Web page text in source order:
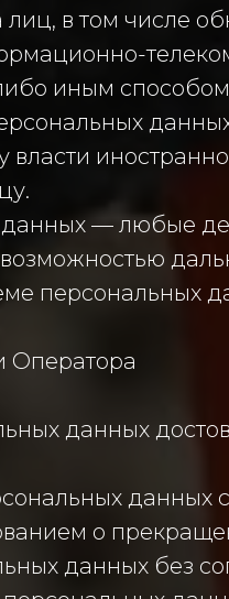
в том числе
иным
власти
— любые
персональных
Оператора
данных
данных
о
данных без